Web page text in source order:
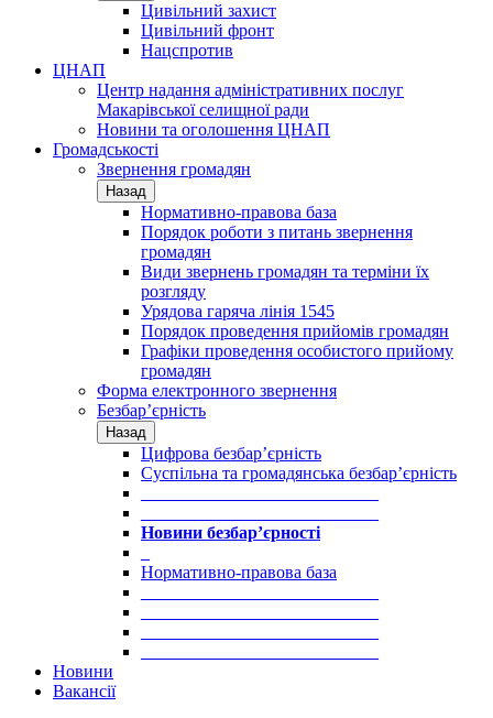
Цивільний захист
Цивільний фронт
Нацспротив
ЦНАП
Центр надання адміністративних послуг
Макарівської селищної ради
Новини та оголошення ЦНАП
Громадськості
Звернення громадян
Назад
Нормативно-правова база
Порядок роботи з питань звернення
громадян
Види звернень громадян та терміни їх
розгляду
Урядова гаряча лінія 1545
Порядок проведення прийомів громадян
Графіки проведення особистого прийому
громадян
Форма електронного звернення
Безбар’єрність
Назад
Цифрова безбар’єрність
Суспільна та громадянська безбар’єрність
Новини безбар’єрності
Нормативно-правова база
Новини
Вакансії